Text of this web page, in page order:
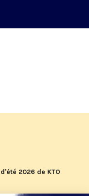
2026 de KTO